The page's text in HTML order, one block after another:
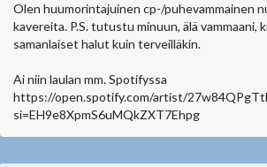
Olen huumorintajuinen cp-/puhevammainen
kavereita. P.S. tutustu minuun, älä vammaani,
samanlaiset halut kuin terveilläkin.
Ai niin laulan mm. Spotifyssa
https://open.spotify.com/artist/
si=EH9e8XpmS6uMQkZXT7Ehpg